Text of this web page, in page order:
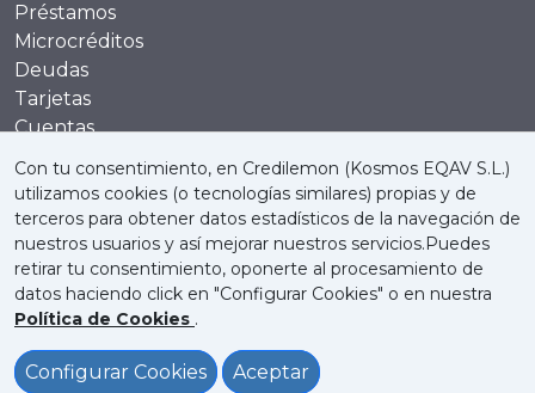
Préstamos
Microcréditos
Deudas
Tarjetas
Cuentas
Recompensas
Quienes somos Política de Cookies
Política de Privacidad
Con tu consentimiento, en Credilemon (Kosmos EQAV S.L.)
utilizamos cookies (o tecnologías similares) propias y de
terceros para obtener datos estadísticos de la navegación de
nuestros usuarios y así mejorar nuestros servicios.Puedes
retirar tu consentimiento, oponerte al procesamiento de
datos haciendo click en "Configurar Cookies" o en nuestra
Política de Cookies .
Configurar Cookies Aceptar